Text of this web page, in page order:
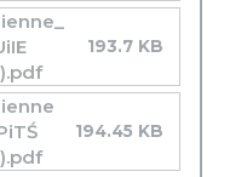
193.7 KB
194.45 KB